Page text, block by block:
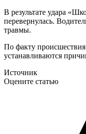
В результате удара
перевернулась.
травмы.
По факту происшествия
устанавливаются
Источник
Оцените статью